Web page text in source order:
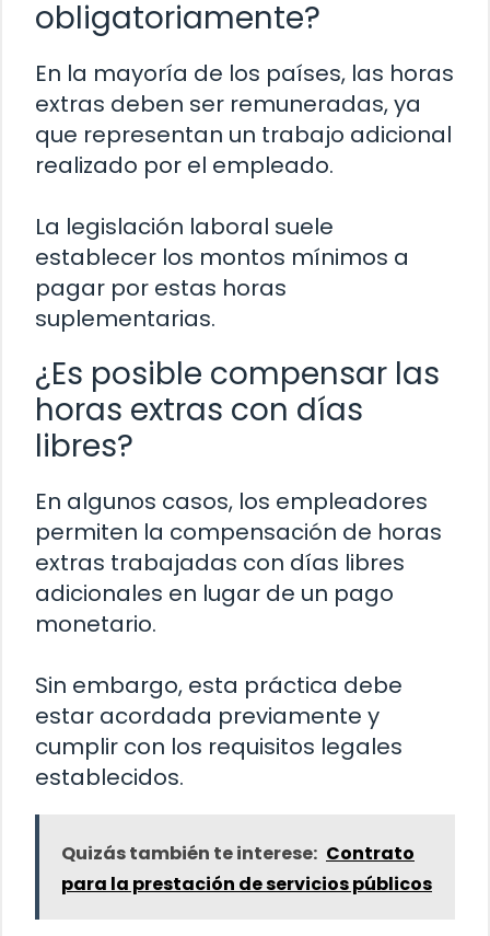
obligatoriamente?
En la mayoría de los países, las horas
extras deben ser remuneradas, ya
que representan un trabajo adicional
realizado por el empleado.
La legislación laboral suele
establecer los montos mínimos a
pagar por estas horas
suplementarias.
¿Es posible compensar las
horas extras con días
libres?
En algunos casos, los empleadores
permiten la compensación de horas
extras trabajadas con días libres
adicionales en lugar de un pago
monetario.
Sin embargo, esta práctica debe
estar acordada previamente y
cumplir con los requisitos legales
establecidos.
Quizás también te interese: Contrato
para la prestación de servicios públicos